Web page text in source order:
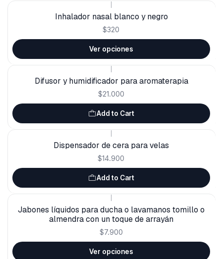
Inhalador nasal blanco y negro
$320
Ver opciones
Difusor y humidificador para aromaterapia
$21.000
Add to Cart
Dispensador de cera para velas
$14.900
Add to Cart
Jabones líquidos para ducha o lavamanos tomillo o
almendra con un toque de arrayán
$7.900
Ver opciones